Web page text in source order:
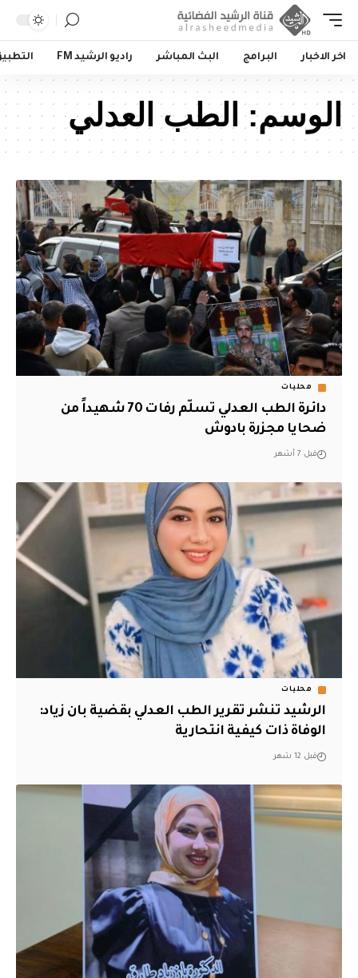
اخر الاخبار البرامج البث المباشر راديو الرشيد FM
الوسم: الطب العدلي
محليات
دائرة الطب العدلي تسلّم رفات 70 شهيداً من
ضحايا مجزرة بادوش
قبل 7 أشهر
محليات
الرشيد تنشر تقرير الطب العدلي بقضية بان زياد:
الوفاة ذات كيفية انتحارية
قبل 12 شهر